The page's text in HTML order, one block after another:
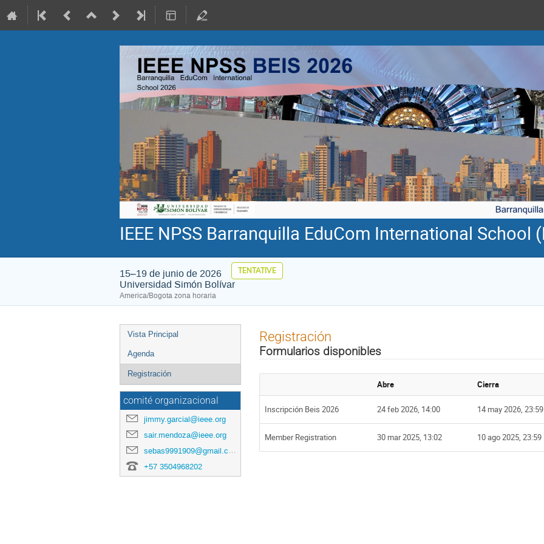
IEEE NPSS Barranquilla EduCom International School
15–19 de junio de 2026 TENTATIVE
Universidad Simón Bolívar
America/Bogota zona horaria
Event
menu
Vista Principal
Agenda
Registración
comité organizacional
jimmy.garcial@ieee.org
sair.mendoza@ieee.org
sebas9991909@gmail.com
+57 3504968202
Registración
Formularios disponibles
Abre Cierra
Inscripción Beis 2026 24 feb 2026, 14:00 14 may 2026, 23:59
Member Registration 30 mar 2025, 13:02 10 ago 2025, 23:59